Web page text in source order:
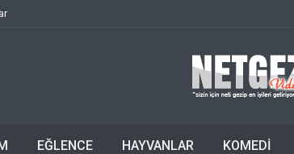
EĞLENCE HAYVANLAR KOMEDİ